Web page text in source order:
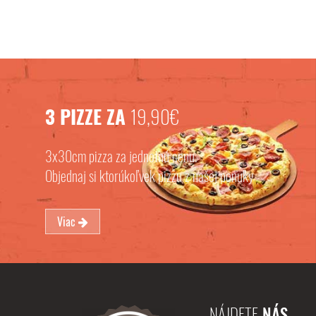
3 PIZZE ZA 19,90€
3x30cm pizza za jednotnú cenu.
Objednaj si ktorúkoľvek pizzu z našej ponuky
Viac